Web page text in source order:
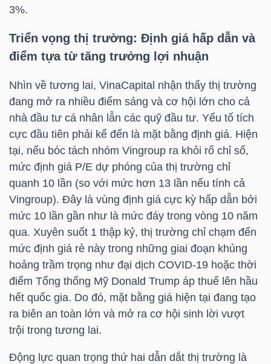
3%.
Triển vọng thị trường: Định giá hấp dẫn và
điểm tựa từ tăng trưởng lợi nhuận
Nhìn về tương lai, VinaCapital nhận thấy thị trường
đang mở ra nhiều điểm sáng và cơ hội lớn cho cả
nhà đầu tư cá nhân lẫn các quỹ đầu tư. Yếu tố tích
cực đầu tiên phải kể đến là mặt bằng định giá. Hiện
tại, nếu bóc tách nhóm Vingroup ra khỏi rổ chỉ số,
mức định giá P/E dự phóng của thị trường chỉ
quanh 10 lần (so với mức hơn 13 lần nếu tính cả
Vingroup). Đây là vùng định giá cực kỳ hấp dẫn bởi
mức 10 lần gần như là mức đáy trong vòng 10 năm
qua. Xuyên suốt 1 thập kỷ, thị trường chỉ chạm đến
mức định giá rẻ này trong những giai đoạn khủng
hoảng trầm trọng như đại dịch COVID-19 hoặc thời
điểm Tổng thống Mỹ Donald Trump áp thuế lên hầu
hết quốc gia. Do đó, mặt bằng giá hiện tại đang tạo
ra biên an toàn lớn và mở ra cơ hội sinh lời vượt
trội trong tương lai.
Động lực quan trọng thứ hai dẫn dắt thị trường là
CÔNG
ĐẦU
TƯ
TRUY
XUẤT
DỮ
LIỆU
Ngành
(-)
VS-
SECTOR